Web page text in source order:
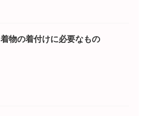
着物の着付けに必要なもの